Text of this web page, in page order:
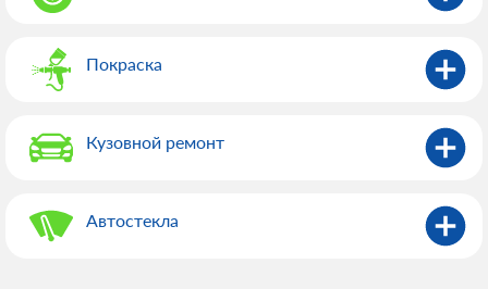
Покраска
Кузовной ремонт
Автостекла